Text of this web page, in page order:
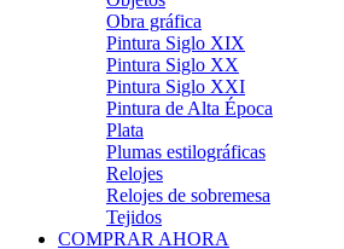
Obra gráfica
Pintura Siglo XIX
Pintura Siglo XX
Pintura Siglo XXI
Pintura de Alta Época
Plata
Plumas estilográficas
Relojes
Relojes de sobremesa
Tejidos
COMPRAR AHORA